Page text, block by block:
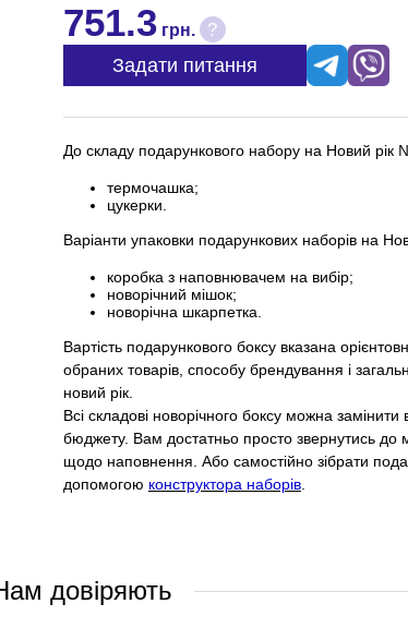
751.3грн. ?
Задати питання
До складу подарункового набору на Новий рік
термочашка;
цукерки.
Варіанти упаковки подарункових наборів на
коробка з наповнювачем на вибір;
новорічний мішок;
новорічна шкарпетка.
Вартість подарункового боксу вказана
обраних товарів, способу брендування і
новий рік.
Всі складові новорічного боксу можна
бюджету. Вам достатньо просто звернутись до
щодо наповнення. Або самостійно зібрати
допомогою конструктора наборів.
довіряють